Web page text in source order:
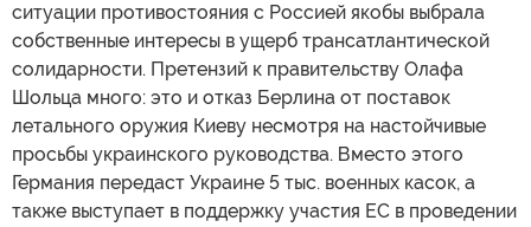
ситуации противостояния с Россией якобы выбрала
собственные интересы в ущерб трансатлантической
солидарности. Претензий к правительству Олафа
Шольца много: это и отказ Берлина от поставок
летального оружия Киеву несмотря на настойчивые
просьбы украинского руководства. Вместо этого
Германия передаст Украине 5 тыс. военных касок, а
также выступает в поддержку участия ЕС в проведении